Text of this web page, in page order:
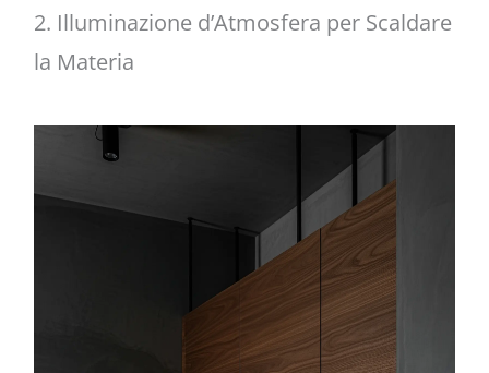
2. Illuminazione d’Atmosfera per Scaldare
la Materia